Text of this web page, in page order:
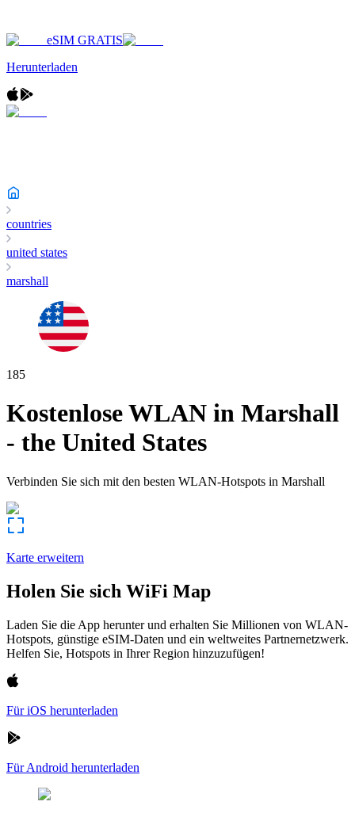
eSIM GRATIS
Herunterladen
countries
united states
marshall
185
Kostenlose WLAN in Marshall
- the United States
Verbinden Sie sich mit den besten WLAN-Hotspots in Marshall
Karte erweitern
Holen Sie sich WiFi Map
Laden Sie die App herunter und erhalten Sie Millionen von WLAN-
Hotspots, günstige eSIM-Daten und ein weltweites Partnernetzwerk.
Helfen Sie, Hotspots in Ihrer Region hinzuzufügen!
Für iOS herunterladen
Für Android herunterladen